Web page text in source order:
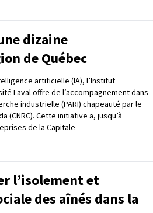
dizaine
de Québec
artificielle (IA), l’Institut
Laval offre de l’accompagnement dans
industrielle (PARI) chapeauté par le
(CNRC). Cette initiative a, jusqu’à
de la Capitale
l’isolement et
des aînés dans la